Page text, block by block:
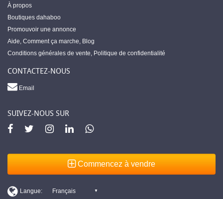
À propos
Boutiques dahaboo
Promouvoir une annonce
Aide, Comment ça marche, Blog
Conditions générales de vente, Politique de confidentialité
CONTACTEZ-NOUS
Email
SUIVEZ-NOUS SUR
Commencez à vendre